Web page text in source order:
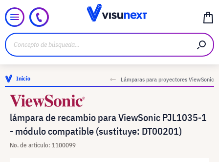
Inicio Lámparas para proyectores ViewSonic
lámpara de recambio para ViewSonic PJL1035-1
- módulo compatible (sustituye: DT00201)
No. de artículo: 1100099